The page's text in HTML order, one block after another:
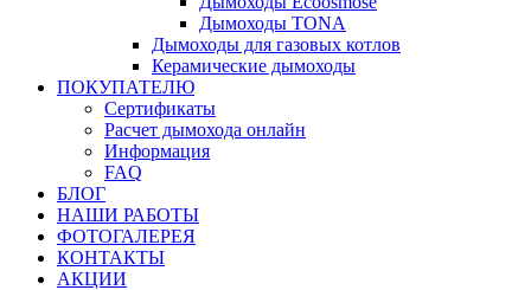
Дымоходы TONA
Дымоходы для газовых котлов
Керамические дымоходы
ПОКУПАТЕЛЮ
Сертификаты
Расчет дымохода онлайн
Информация
FAQ
БЛОГ
НАШИ РАБОТЫ
ФОТОГАЛЕРЕЯ
КОНТАКТЫ
АКЦИИ